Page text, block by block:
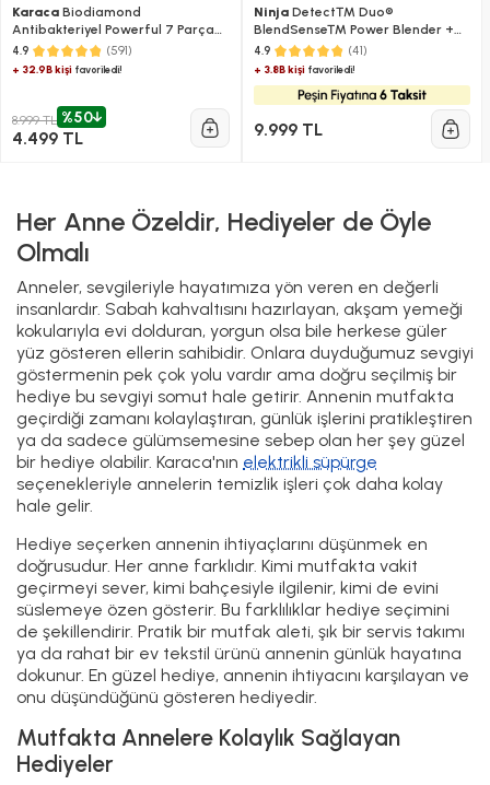
Karaca Biodiamond
Antibakteriyel Powerful 7 Parça
Tencere ve Tava Seti
4.9 (591)
+ 32.9B kişi favoriledi!
8.999 TL %50
4.499 TL
NinjaDetect™ Duo®
BlendSense™ Power Blender +
Smoothie Makinesi Siyah
4.9 (41)
+ 3.8B kişifavoriledi!
9.999 TL
Her Anne Özeldir, Hediyeler de Öyle
Olmalı
Anneler, sevgileriyle hayatımıza yön veren en değerli
insanlardır. Sabah kahvaltısını hazırlayan, akşam yemeği
kokularıyla evi dolduran, yorgun olsa bile herkese güler
yüz gösteren ellerin sahibidir. Onlara duyduğumuz sevgiyi
göstermenin pek çok yolu vardır ama doğru seçilmiş bir
hediye bu sevgiyi somut hale getirir. Annenin mutfakta
geçirdiği zamanı kolaylaştıran, günlük işlerini pratikleştiren
ya da sadece gülümsemesine sebep olan her şey güzel
bir hediye olabilir. Karaca'nın elektrikli süpürge
seçenekleriyle annelerin temizlik işleri çok daha kolay
hale gelir.
Hediye seçerken annenin ihtiyaçlarını düşünmek en
doğrusudur. Her anne farklıdır. Kimi mutfakta vakit
geçirmeyi sever, kimi bahçesiyle ilgilenir, kimi de evini
süslemeye özen gösterir. Bu farklılıklar hediye seçimini
de şekillendirir. Pratik bir mutfak aleti, şık bir servis takımı
ya da rahat bir ev tekstil ürünü annenin günlük hayatına
dokunur. En güzel hediye, annenin ihtiyacını karşılayan ve
onu düşündüğünü gösteren hediyedir.
Mutfakta Annelere Kolaylık Sağlayan
Hediyeler